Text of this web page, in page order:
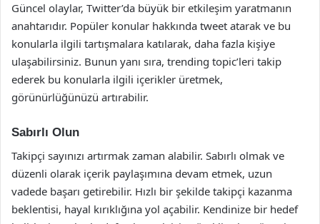
Güncel olaylar, Twitter’da büyük bir etkileşim yaratmanın
anahtarıdır. Popüler konular hakkında tweet atarak ve bu
konularla ilgili tartışmalara katılarak, daha fazla kişiye
ulaşabilirsiniz. Bunun yanı sıra, trending topic’leri takip
ederek bu konularla ilgili içerikler üretmek,
görünürlüğünüzü artırabilir.
Sabırlı Olun
Takipçi sayınızı artırmak zaman alabilir. Sabırlı olmak ve
düzenli olarak içerik paylaşımına devam etmek, uzun
vadede başarı getirebilir. Hızlı bir şekilde takipçi kazanma
beklentisi, hayal kırıklığına yol açabilir. Kendinize bir hedef